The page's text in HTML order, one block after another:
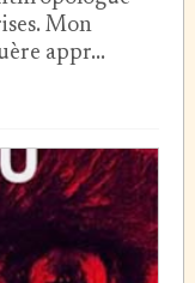
Mon
appr…